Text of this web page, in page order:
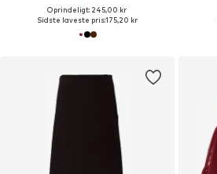
Oprindeligt: 245,00 kr
Sidste laveste pris:175,20 kr